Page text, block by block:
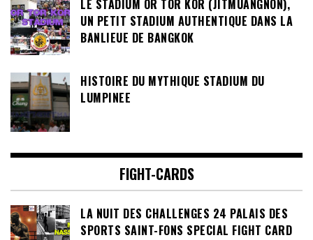
LE STADIUM OR TOR KOR (JITMUANGNON),
UN PETIT STADIUM AUTHENTIQUE DANS LA
BANLIEUE DE BANGKOK
HISTOIRE DU MYTHIQUE STADIUM DU
LUMPINEE
FIGHT-CARDS
LA NUIT DES CHALLENGES 24 PALAIS DES
SPORTS SAINT-FONS SPECIAL FIGHT CARD